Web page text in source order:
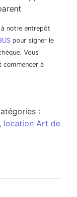
notre entrepôt
pour signer le
Vous
commencer à
:
, location Art de